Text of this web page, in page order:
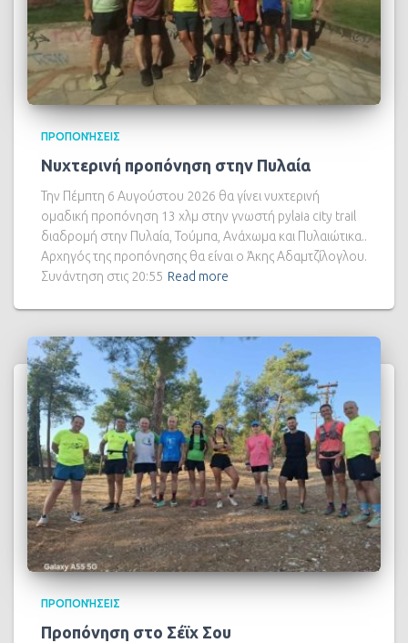
ΠΡΟΠΟΝΉΣΕΙΣ
Νυχτερινή προπόνηση στην Πυλαία
Την Πέμπτη 6 Αυγούστου 2026 θα γίνει νυχτερινή
ομαδική προπόνηση 13 χλμ στην γνωστή pylaia city trail
διαδρομή στην Πυλαία, Τούμπα, Ανάχωμα και Πυλαιώτικα..
Αρχηγός της προπόνησης θα είναι ο Άκης Αδαμτζίλογλου.
Συνάντηση στις 20:55 Read more
ΠΡΟΠΟΝΉΣΕΙΣ
Προπόνηση στο Σέϊχ Σου